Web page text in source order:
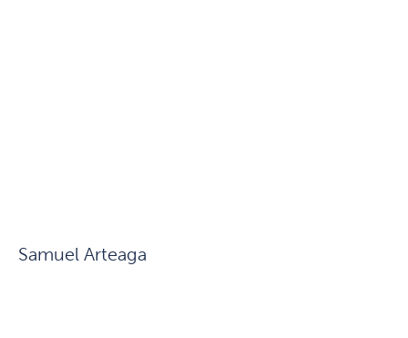
Samuel Arteaga